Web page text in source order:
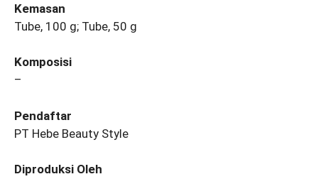
Kemasan
Tube, 100 g; Tube, 50 g
Komposisi
–
Pendaftar
PT Hebe Beauty Style
Diproduksi Oleh